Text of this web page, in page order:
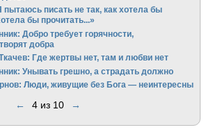
писать не так, как хотела бы
бы прочитать...»
Добро требует горячности,
добра
Где жертвы нет, там и любви нет
Унывать грешно, а страдать должно
Люди, живущие без Бога — неинтересны
← 4 из 10 →